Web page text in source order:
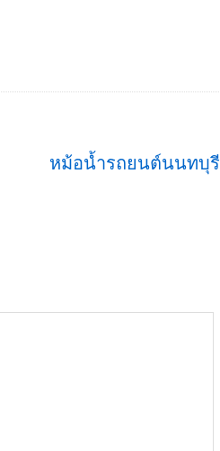
หม้อน้ำรถยนต์นนทบุรี